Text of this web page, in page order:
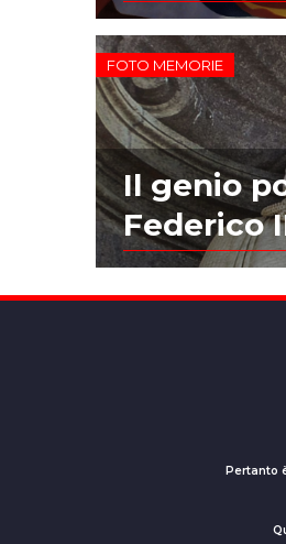
FOTO MEMORIE
Il genio
Federico
Pertanto